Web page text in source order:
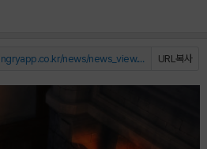
URL복사
https://m.hungryapp.co.kr/news/news_view.php?durl=YmNvZGU9b...